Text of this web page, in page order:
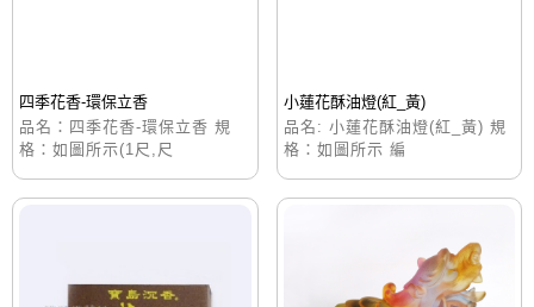
四季花香-環保立香
品名：四季花香-環保立香 規
格：如圖所示(1尺,尺
小蓮花酥油燈(紅_黃)
品名: 小蓮花酥油燈(紅_黃) 規
格：如圖所示 編